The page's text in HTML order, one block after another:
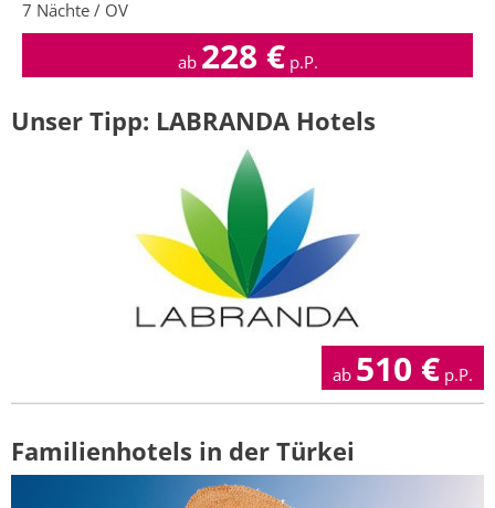
7 Nächte / OV
ab 228 € p.P.
Unser Tipp: LABRANDA Hotels
ab 510 € p.P.
Familienhotels in der Türkei